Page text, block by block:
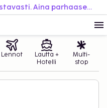
Varaa helposti. Matkusta joustavasti. Aina parhaaseen hintaan.
Lennot
Lautta +
Hotelli
Multi-
stop